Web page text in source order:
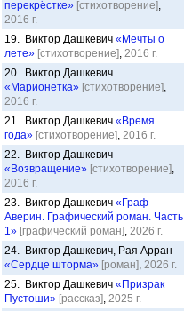
перекрёстке» [стихотворение],
2016 г.
19. Виктор Дашкевич «Мечты о
лете» [стихотворение], 2016 г.
20. Виктор Дашкевич
«Марионетка» [стихотворение],
2016 г.
21. Виктор Дашкевич «Время
года» [стихотворение], 2016 г.
22. Виктор Дашкевич
«Возвращение» [стихотворение],
2016 г.
23. Виктор Дашкевич «Граф
Аверин. Графический роман. Часть
1» [графический роман], 2026 г.
24. Виктор Дашкевич, Рая Арран
«Сердце шторма» [роман], 2026 г.
25. Виктор Дашкевич «Призрак
Пустоши» [рассказ], 2025 г.